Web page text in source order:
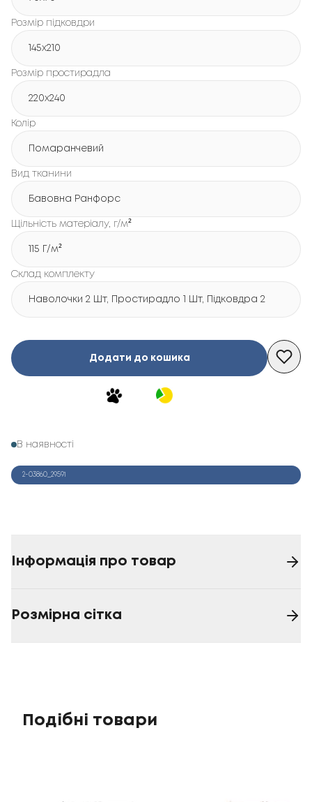
Розмір підковдри
145x210
Розмір простирадла
220x240
Колір
Помаранчевий
Вид тканини
Бавовна Ранфорс
Щільність матеріалу, г/м²
115 Г/м²
Склад комплекту
Наволочки 2 Шт, Простирадло 1 Шт, Підковдра 2 Шт
Додати до кошика
В наявності
2-03860_29591
Інформація про товар
Розмірна сітка
Подібні товари